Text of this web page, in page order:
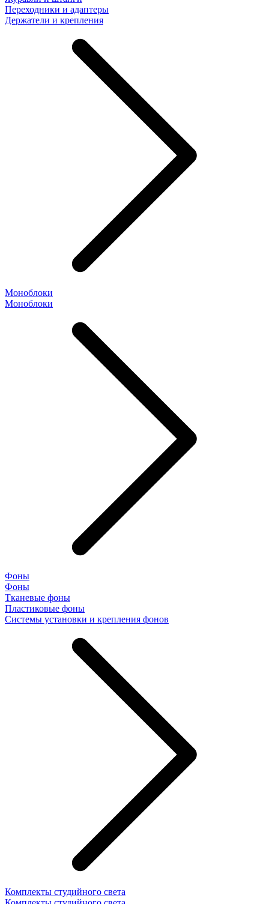
Переходники и адаптеры
Держатели и крепления
Моноблоки
Моноблоки
Фоны
Фоны
Тканевые фоны
Пластиковые фоны
Системы установки и крепления фонов
Комплекты студийного света